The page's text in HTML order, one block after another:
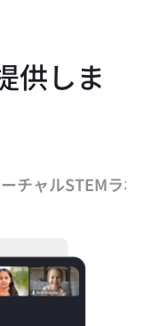
供しま
チャルSTEMラボ